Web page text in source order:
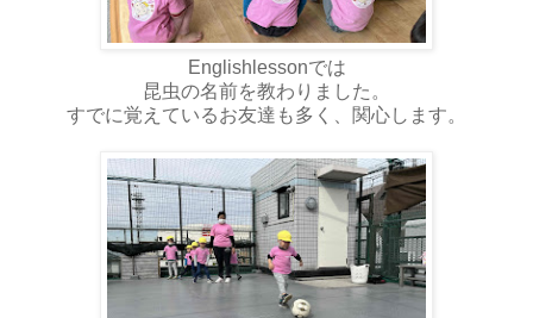
Englishlessonでは
昆虫の名前を教わりました。
すでに覚えているお友達も多く、関心します。